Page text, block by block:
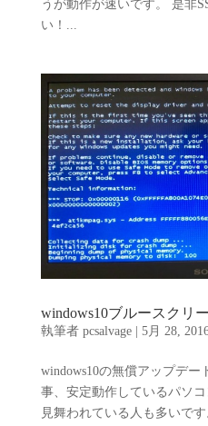
うが動作が速いです。 是非
い！...
windows10ブルースクリ
執筆者 pcsalvage| 5月 28,
windows10の無償アップデ
事、安定動作しているパソ
見舞われている人も多いで